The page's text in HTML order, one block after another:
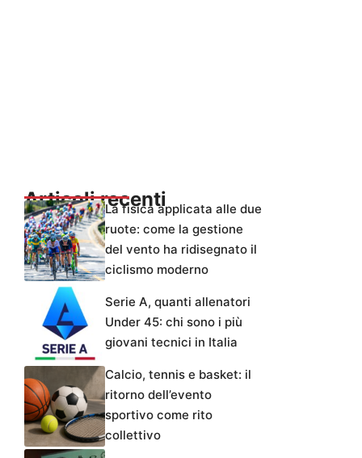
Articoli recentiLa fisica applicata alle due
ruote: come la gestione
del vento ha ridisegnato il
ciclismo moderno
Serie A, quanti allenatori
Under 45: chi sono i più
giovani tecnici in Italia
Calcio, tennis e basket: il
ritorno dell’evento
sportivo come rito
collettivo